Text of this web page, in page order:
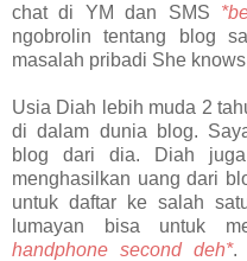
chat di YM dan SMS
ngobrolin tentang blog
masalah pribadi She
Usia Diah lebih muda 2
di dalam dunia blog.
blog dari dia. Diah
menghasilkan uang dari
untuk daftar ke salah
lumayan bisa untuk
handphone second deh*.